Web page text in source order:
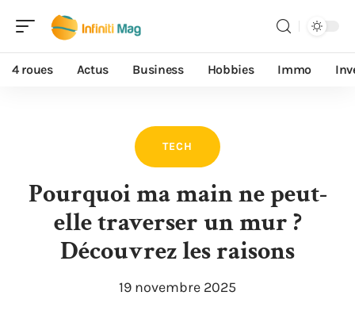
4 roues Actus Business Hobbies Immo
TECH
Pourquoi ma main ne peut-
elle traverser un mur ?
Découvrez les raisons
19 novembre 2025